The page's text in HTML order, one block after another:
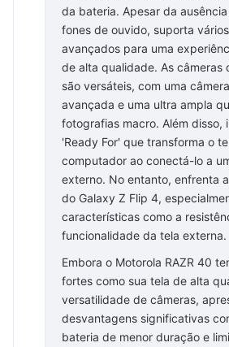
da bateria. Apesar da
fones de ouvido, suporta
avançados para uma
de alta qualidade. As câmeras
são versáteis, com uma
avançada e uma ultra ampla
fotografias macro. Além disso,
'Ready For' que transforma o
computador ao conectá-lo a
externo. No entanto, enfrenta
do Galaxy Z Flip 4,
características como a
funcionalidade da tela externa.
Embora o Motorola RAZR 40
fortes como sua tela de alta
versatilidade de câmeras,
desvantagens significativas
bateria de menor duração e